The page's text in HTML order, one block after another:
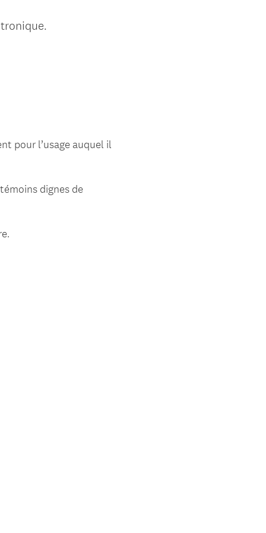
pour l’usage auquel il
dignes de